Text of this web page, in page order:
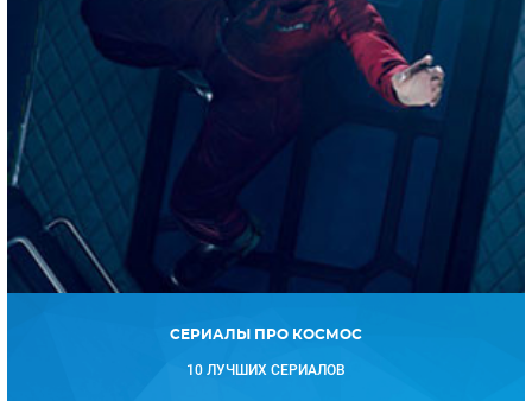
СЕРИАЛЫ ПРО КОСМОС
10 ЛУЧШИХ СЕРИАЛОВ